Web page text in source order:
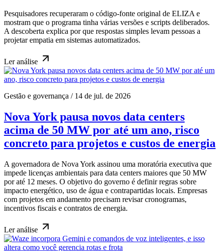
Pesquisadores recuperaram o código-fonte original de ELIZA e
mostram que o programa tinha várias versões e scripts deliberados.
A descoberta explica por que respostas simples levam pessoas a
projetar empatia em sistemas automatizados.
Leranálise
Gestão e governança / 14 de jul. de 2026
Nova York pausa novos data centers
acima de 50 MW por até um ano, risco
concreto para projetos e custos de energia
A governadora de Nova York assinou uma moratória executiva que
impede licenças ambientais para data centers maiores que 50 MW
por até 12 meses. O objetivo do governo é definir regras sobre
impacto energético, uso de água e contrapartidas locais. Empresas
com projetos em andamento precisam revisar cronogramas,
incentivos fiscais e contratos de energia.
Leranálise